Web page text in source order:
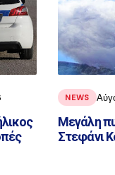
NEWS
Μεγάλη
Στεφάνι